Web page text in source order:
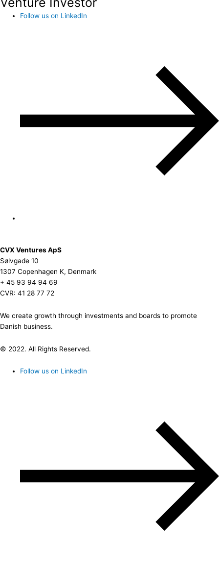
Follow us on LinkedIn
CVX Ventures ApS
Sølvgade 10
1307 Copenhagen K, Denmark
+ 45 93 94 94 69
CVR: 41 28 77 72
We create growth through investments and boards to promote
Danish business.
© 2022. All Rights Reserved.
Follow us on LinkedIn